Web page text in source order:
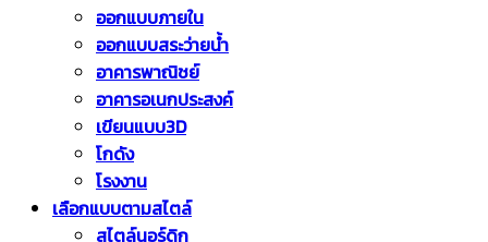
ออกแบบภายใน
ออกแบบสระว่ายน้ำ
อาคารพาณิชย์
อาคารอเนกประสงค์
เขียนแบบ3D
โกดัง
โรงงาน
เลือกแบบตามสไตล์
สไตล์นอร์ดิก